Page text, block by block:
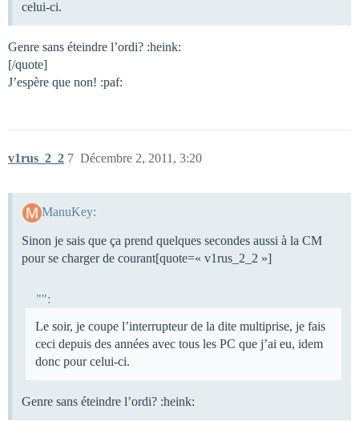
celui-ci.
Genre sans éteindre l’ordi? :heink:
[/quote]
J’espère que non! :paf:
v1rus_2_2 Décembre 2, 2011, 3:20
7
ManuKey:
Sinon je sais que ça prend quelques secondes aussi à la CM
pour se charger de courant[quote=« v1rus_2_2 »]
"":
Le soir, je coupe l’interrupteur de la dite multiprise, je fais
ceci depuis des années avec tous les PC que j’ai eu, idem
donc pour celui-ci.
Genre sans éteindre l’ordi? :heink: